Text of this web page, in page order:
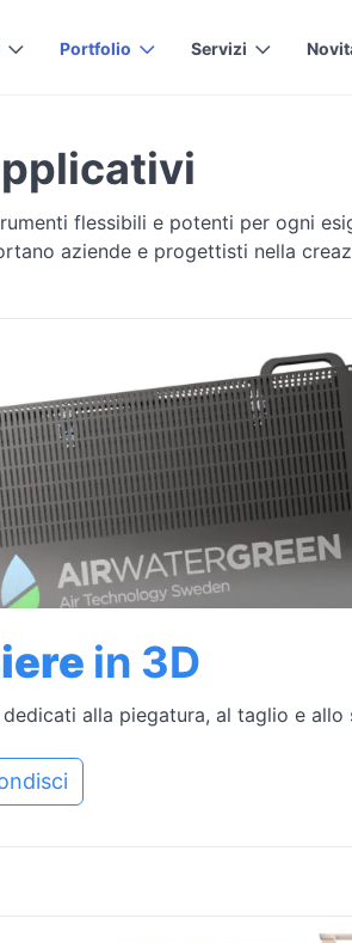
Portfolio Servizi
flessibili e potenti per ogni
aziende e progettisti nella
in 3D
alla piegatura, al taglio e allo